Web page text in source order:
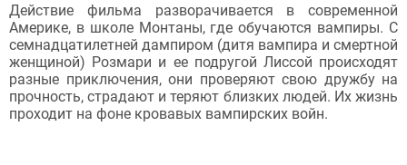
Действие фильма разворачивается в современной
Америке, в школе Монтаны, где обучаются вампиры. С
семнадцатилетней дампиром (дитя вампира и смертной
женщиной) Розмари и ее подругой Лиссой происходят
разные приключения, они проверяют свою дружбу на
прочность, страдают и теряют близких людей. Их жизнь
проходит на фоне кровавых вампирских войн.